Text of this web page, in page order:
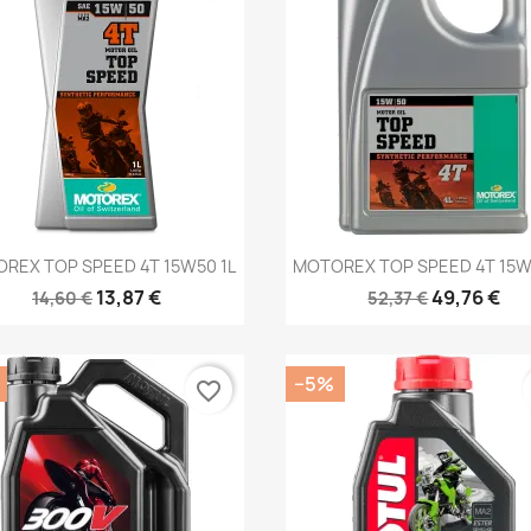
Kiirvaade
TOP SPEED 4T 15W50 1L
14,60 € 13,87 €
Kiirvaade
MOTOREX TOP SPEED 4T
52,37 €49,76 €
favorite_border −5%